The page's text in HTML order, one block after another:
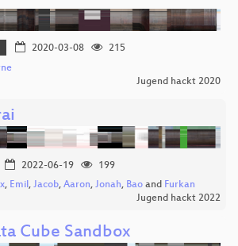
2020-03-08
215
Jugend hackt 2020
2022-06-19
199
, Emil, Jacob, Aaron, Jonah, Bao and Furkan
Jugend hackt 2022
Cube Sandbox